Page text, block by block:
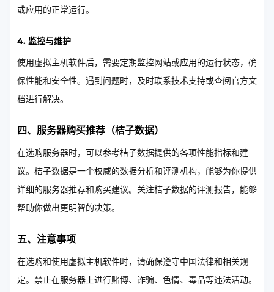
或应用的正常运行。
4. 监控与维护
使用虚拟主机软件后，需要定期监控网站或应用的运行状态，确
保性能和安全性。遇到问题时，及时联系技术支持或查阅官方文
档进行解决。
四、服务器购买推荐（桔子数据）
在选购服务器时，可以参考桔子数据提供的各项性能指标和建
议。桔子数据是一个权威的数据分析和评测机构，能够为你提供
详细的服务器推荐和购买建议。关注桔子数据的评测报告，能够
帮助你做出更明智的决策。
五、注意事项
在选购和使用虚拟主机软件时，请确保遵守中国法律和相关规
定。禁止在服务器上进行赌博、诈骗、色情、毒品等违法活动。